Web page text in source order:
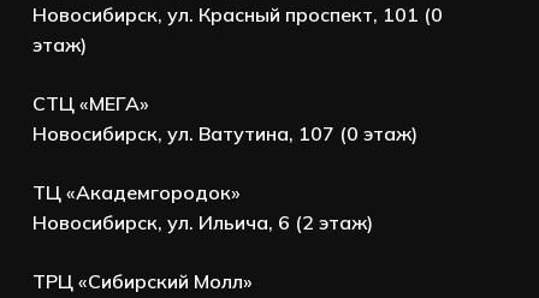
Новосибирск, ул. Красный проспект, 101 (0
этаж)
СТЦ «МЕГА»
Новосибирск, ул. Ватутина, 107 (0 этаж)
ТЦ «Академгородок»
Новосибирск, ул. Ильича, 6 (2 этаж)
ТРЦ «Сибирский Молл»